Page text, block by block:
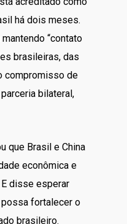
há dois meses.
“contato
brasileiras, das
compromisso de
bilateral,
que Brasil e China
econômica e
disse esperar
possa fortalecer o
brasileiro.